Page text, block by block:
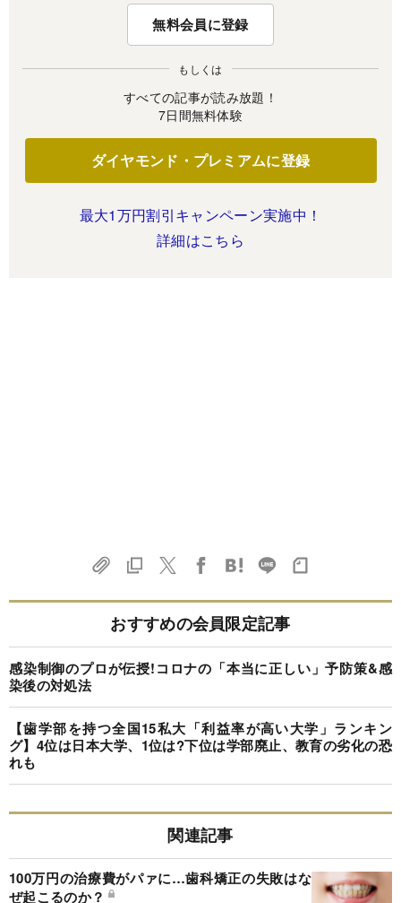
無料会員に登録
もしくは
すべての記事が読み放題！
7日間無料体験
ダイヤモンド・プレミアムに登録
最大1万円割引キャンペーン実施中！
詳細はこちら
おすすめの会員限定記事
感染制御のプロが伝授!コロナの「本当に正しい」予防策&感
染後の対処法
【歯学部を持つ全国15私大「利益率が高い大学」ランキン
グ】4位は日本大学、1位は?下位は学部廃止、教育の劣化の恐
れも
関連記事
100万円の治療費がパァに…歯科矯正の失敗はな
ぜ起こるのか？